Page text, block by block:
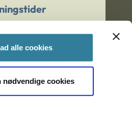
alle cookies
nødvendige cookies
et barn/en ung?